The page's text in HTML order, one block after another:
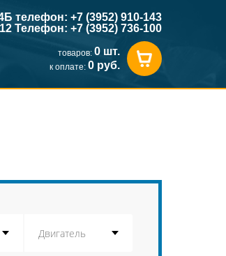
телефон: +7 (3952) 910-143
Телефон: +7 (3952) 736-100
товаров: 0 шт.
к оплате: 0 руб.